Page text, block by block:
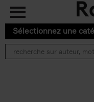
Aller au contenu principal
Sélectionnez une